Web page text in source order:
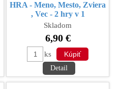
HRA - Meno, Mesto, Zviera
, Vec - 2 hry v 1
Skladom
6,90 €
ks
Detail